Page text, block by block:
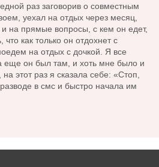
раз заговорив о совместным
уехал на отдых через месяц,
на прямые вопросы, с кем он едет,
как только он отдохнет с
на отдых с дочкой. Я все
еще он был там, и хоть мне было и
этот раз я сказала себе: «Стоп,
в смс и быстро начала им